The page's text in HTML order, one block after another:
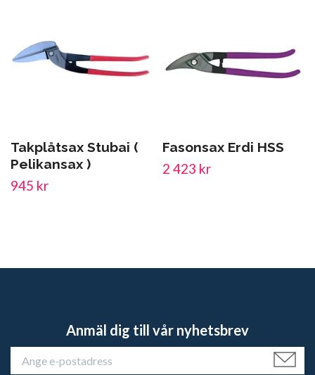
Takplåtsax Stubai (
Pelikansax )
945 kr
Fasonsax Erdi HSS
2 423 kr
Anmäl dig till vår nyhetsbrev